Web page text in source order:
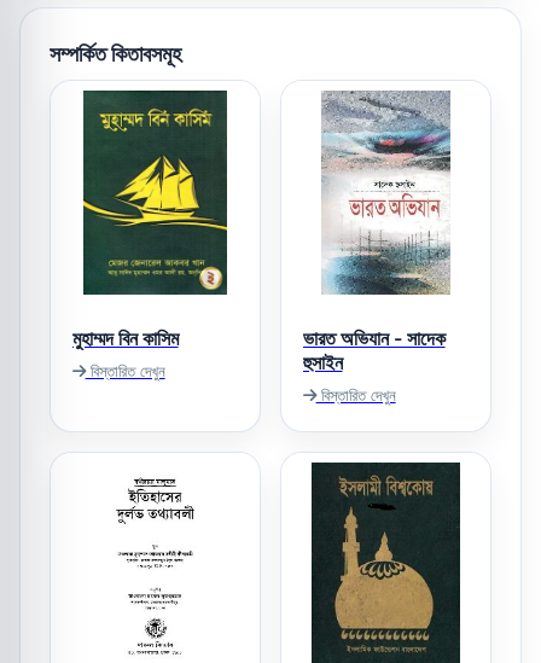
সম্পর্কিত কিতাবসমূহ
মুহাম্মদ বিন কাসিম
বিস্তারিত দেখুন
ভারত অভিযান - সাদেক
হুসাইন
বিস্তারিত দেখুন